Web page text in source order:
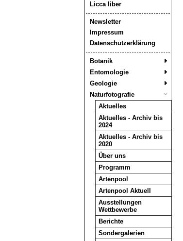
Licca liber
Newsletter
Impressum
Datenschutzerklärung
Botanik
Entomologie
Geologie
Naturfotografie
Aktuelles
Aktuelles - Archiv bis
2024
Aktuelles - Archiv bis
2020
Über uns
Programm
Artenpool
Artenpool Aktuell
Ausstellungen
Wettbewerbe
Berichte
Sondergalerien